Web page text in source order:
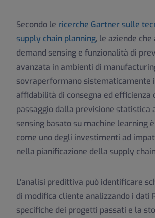
Secondo le ricerche Gartner sulle
supply chain planning, le aziende
demand sensing e funzionalità di
avanzata in ambienti di
sovraperformano sistematicamente
affidabilità di consegna ed efficienza
passaggio dalla previsione statistica
sensing basato su machine learning
come uno degli investimenti ad
nella pianificazione della supply
L'analisi predittiva può identificare
di modifica cliente analizzando i dati
specifiche dei progetti passati e la